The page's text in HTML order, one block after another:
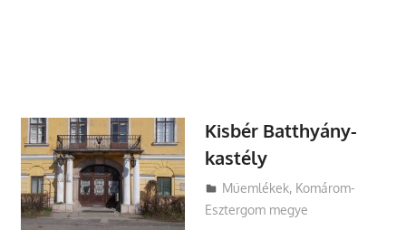
Kisbér Batthyány-
kastély
Utazasok.org
Műemlékek, Komárom-
Esztergom megye